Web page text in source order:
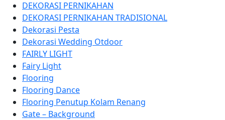
DEKORASI PERNIKAHAN
DEKORASI PERNIKAHAN TRADISIONAL
Dekorasi Pesta
Dekorasi Wedding Otdoor
FAIRLY LIGHT
Fairy Light
Flooring
Flooring Dance
Flooring Penutup Kolam Renang
Gate – Background